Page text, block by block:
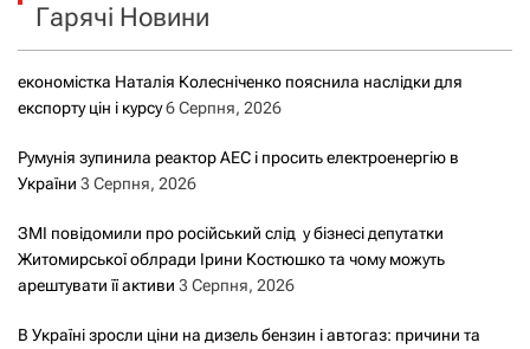
Гарячі Новини
економістка Наталія Колесніченко пояснила наслідки для
експорту цін і курсу6 Серпня, 2026
Румунія зупинила реактор АЕС і просить електроенергію в
України 3 Серпня, 2026
ЗМІ повідомили про російський слід у бізнесі депутатки
Житомирської облради Ірини Костюшко та чому можуть
арештувати її активи 3 Серпня, 2026
В Україні зросли ціни на дизель бензин і автогаз: причини та